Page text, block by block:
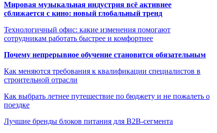
Мировая музыкальная индустрия всё активнее
сближается с кино: новый глобальный тренд
Технологичный офис: какие изменения помогают
сотрудникам работать быстрее и комфортнее
Почему непрерывное обучение становится обязательным
Как меняются требования к квалификации специалистов в
строительной отрасли
Как выбрать летнее путешествие по бюджету и не пожалеть о
поездке
Лучшие бренды блоков питания для B2B-сегмента